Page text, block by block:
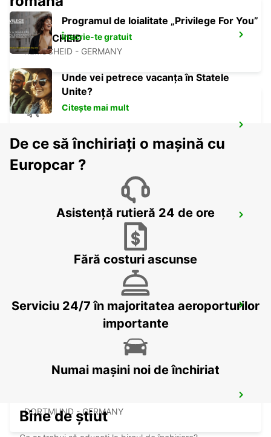
REMSCHEID
REMSCHEID - GERMANY
DORTMUND - GERMANY
WUPPERTAL
WITTEN
WITTEN / RUHR - GERMANY
DORTMUND - GERMANY
Programul de loialitate „Privilege For You”
Înscrie-te gratuit
Unde vei petrece vacanța în Statele
Unite?
Citește mai mult
De ce să închiriați o mașină cu
Europcar ?
Asistență rutieră 24 de ore
Fără costuri ascunse
Serviciu 24/7 în majoritatea aeroporturilor
importante
Numai mașini noi de închiriat
Bine de știut